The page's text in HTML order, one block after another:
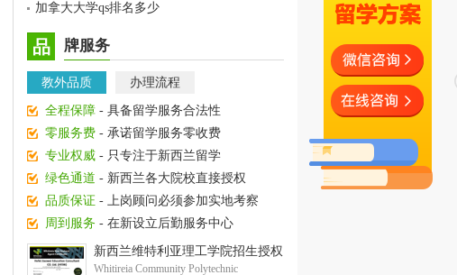
加拿大大学qs排名多少
品 牌服务
教外品质 办理流程
全程保障 - 具备留学服务合法性
零服务费 - 承诺留学服务零收费
专业权威 - 只专注于新西兰留学
绿色通道 - 新西兰各大院校直接授权
品质保证 - 上岗顾问必须参加实地考察
周到服务 - 在新设立后勤服务中心